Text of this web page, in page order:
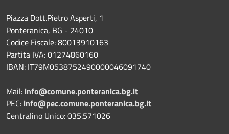
Piazza Dott.Pietro Asperti, 1
Ponteranica, BG - 24010
Codice Fiscale: 80013910163
Partita IVA: 01274860160
IBAN: IT79M0538752490000046091740
Mail: info@comune.ponteranica.bg.it
PEC: info@pec.comune.ponteranica.bg.it
Centralino Unico: 035.571026